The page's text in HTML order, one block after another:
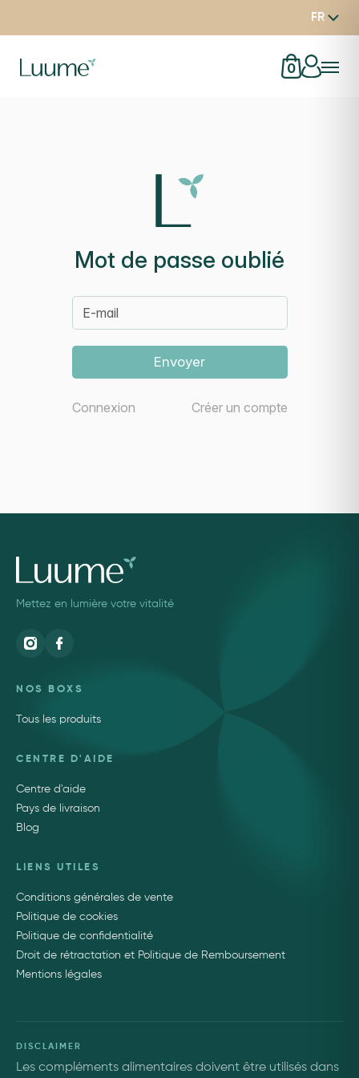
FR
0
Mot de passe oublié
Envoyer
Connexion Créer un compte
Mettez en lumière votre vitalité
NOS BOXS
Tous les produits
CENTRE D'AIDE
Centre d'aide
Pays de livraison
Blog
LIENS UTILES
Conditions générales de vente
Politique de cookies
Politique de confidentialité
Droit de rétractation et Politique de Remboursement
Mentions légales
DISCLAIMER
Les compléments alimentaires doivent être utilisés dans